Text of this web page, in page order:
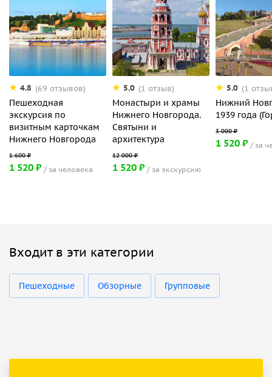
4.8 (69 отзывов)
Пешеходная
экскурсия по
визитным карточкам
Нижнего Новгорода
1 520 ₽ за человека
5.0 (1 отзыв)
Монастыри и храмы
Нижнего Новгорода.
Святыни и
архитектура
1 520 ₽ за экскурсию
5.0 (1
Нижний
1939 года
1 520 ₽ за
Входит в эти категории
Пешеходные Обзорные Групповые